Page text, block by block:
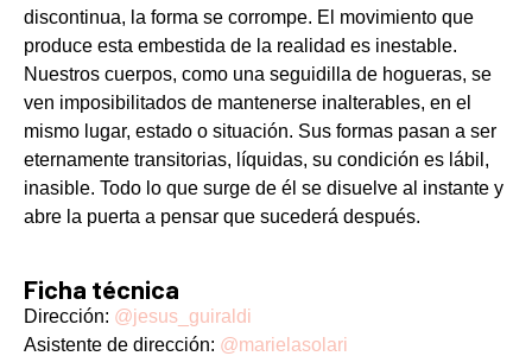
discontinua, la forma se corrompe. El movimiento que
produce esta embestida de la realidad es inestable.
Nuestros cuerpos, como una seguidilla de hogueras, se
ven imposibilitados de mantenerse inalterables, en el
mismo lugar, estado o situación. Sus formas pasan a ser
eternamente transitorias, líquidas, su condición es lábil,
inasible. Todo lo que surge de él se disuelve al instante y
abre la puerta a pensar que sucederá después.
Ficha técnica
Dirección: @jesus_guiraldi
Asistente de dirección: @marielasolari